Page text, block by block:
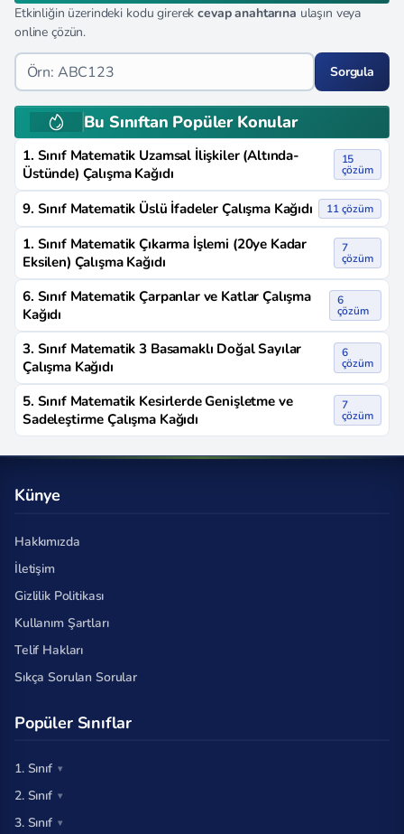
Etkinliğin üzerindeki kodu girerekcevap anahtarına ulaşın veya
online çözün.
Sorgula
Bu Sınıftan Popüler Konular
1. Sınıf Matematik Uzamsal İlişkiler (Altında-
Üstünde) Çalışma Kağıdı
15
çözüm
9. Sınıf Matematik Üslü İfadeler Çalışma Kağıdı 11 çözüm
1. Sınıf Matematik Çıkarma İşlemi (20ye Kadar
Eksilen) Çalışma Kağıdı
7
çözüm
6. Sınıf Matematik Çarpanlar ve Katlar Çalışma
Kağıdı
6
çözüm
3. Sınıf Matematik 3 Basamaklı Doğal Sayılar
Çalışma Kağıdı
6
çözüm
5. Sınıf Matematik Kesirlerde Genişletme ve
Sadeleştirme Çalışma Kağıdı
7
çözüm
Künye
Hakkımızda
İletişim
Gizlilik Politikası
Kullanım Şartları
Telif Hakları
Sıkça Sorulan Sorular
Popüler Sınıflar
1. Sınıf
2. Sınıf
3. Sınıf